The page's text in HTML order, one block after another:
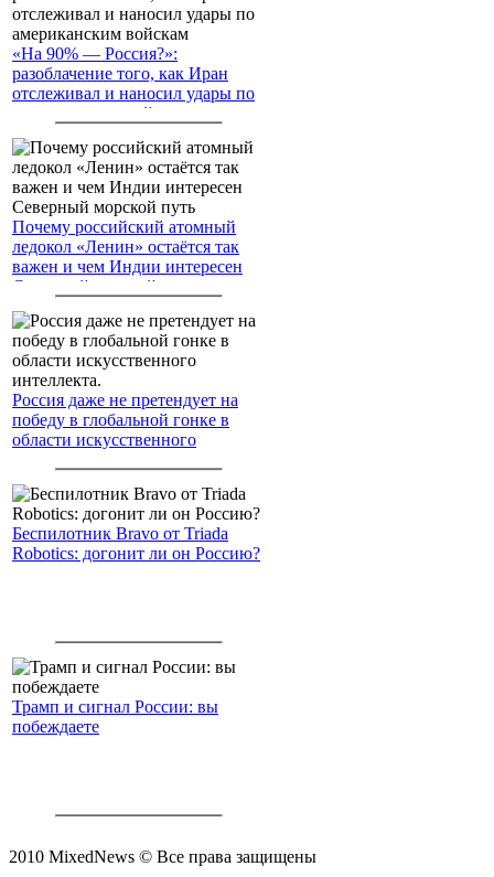
«На 90% — Россия?»:
разоблачение того, как Иран
отслеживал и наносил удары по
американским войскам
Почему российский атомный
ледокол «Ленин» остаётся так
важен и чем Индии интересен
Северный морской путь
Россия даже не претендует на
победу в глобальной гонке в
области искусственного
Беспилотник Bravo от Triada
Robotics: догонит ли он Россию?
Трамп и сигнал России: вы
побеждаете
2010 MixedNews © Все права защищены